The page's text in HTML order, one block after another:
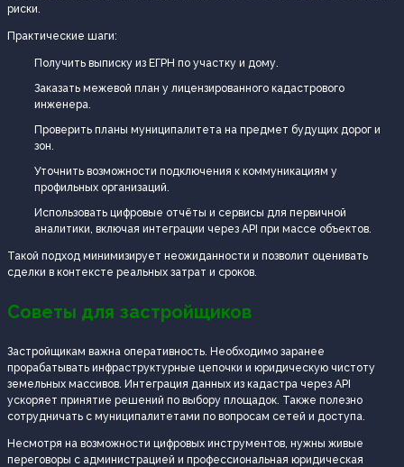
риски.
Практические шаги:
Получить выписку из ЕГРН по участку и дому.
Заказать межевой план у лицензированного кадастрового
инженера.
Проверить планы муниципалитета на предмет будущих дорог и
зон.
Уточнить возможности подключения к коммуникациям у
профильных организаций.
Использовать цифровые отчёты и сервисы для первичной
аналитики, включая интеграции через API при массе объектов.
Такой подход минимизирует неожиданности и позволит оценивать
сделки в контексте реальных затрат и сроков.
Советы для застройщиков
Застройщикам важна оперативность. Необходимо заранее
прорабатывать инфраструктурные цепочки и юридическую чистоту
земельных массивов. Интеграция данных из кадастра через API
ускоряет принятие решений по выбору площадок. Также полезно
сотрудничать с муниципалитетами по вопросам сетей и доступа.
Несмотря на возможности цифровых инструментов, нужны живые
переговоры с администрацией и профессиональная юридическая